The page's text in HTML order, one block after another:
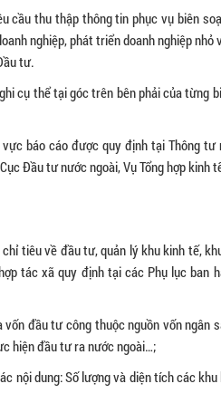
cầu thu thập thông tin phục vụ biên
nghiệp, phát triển doanh nghiệp nhỏ
tư.
cụ thể tại góc trên bên phải của từng
báo cáo được quy định tại Thông tư
Đầu tư nước ngoài, Vụ Tổng hợp kinh
tiêu về đầu tư, quản lý khu kinh tế,
tác xã quy định tại các Phụ lục ban
đầu tư công thuộc nguồn vốn ngân
hiện đầu tư ra nước ngoài…;
nội dung: Số lượng và diện tích các